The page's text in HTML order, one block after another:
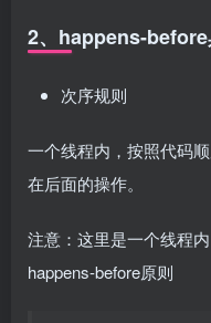
2、happens-
次序规则
一个线程内，按照代码
在后面的操作。
注意：这里是一个线程
happens-before原则